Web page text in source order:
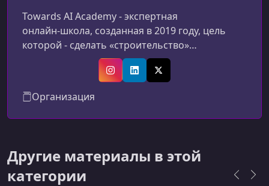
Towards AI Academy - экспертная
онлайн‑школа, созданная в 2019 году, цель
которой - сделать «строительство»
приложений с помощью ИИ доступным
каждому. Наша миссия - свести воедино
индустрии, предлагая
практико‑ориентированные курсы и проекты
специалистом в области искусственного
интеллекта
InstagramLinkedInX (Twitter)
Организация
Другие материалы в этой
категории